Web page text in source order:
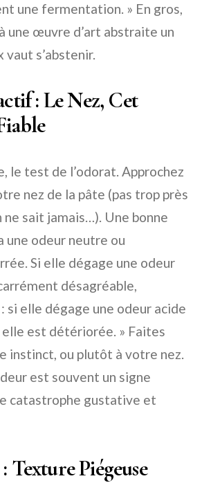
une fermentation. » En gros,
une œuvre d’art abstraite un
vaut s’abstenir.
: Le Nez, Cet
le test de l’odorat. Approchez
nez de la pâte (pas trop près
ne sait jamais…). Une bonne
odeur neutre ou
Si elle dégage une odeur
désagréable,
si elle dégage une odeur acide
elle est détériorée. » Faites
instinct, ou plutôt à votre nez.
est souvent un signe
catastrophe gustative et
Texture Piégeuse